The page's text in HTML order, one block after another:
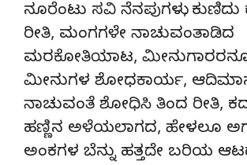
ನೂರೆಂಟು ಸವಿ ನೆನಪುಗಳು, ಕುಣಿದು
ರೀತಿ, ಮಂಗಗಳೇ ನಾಚುವಂತಾಡಿದ
ಮರಕೋತಿಯಾಟ,
ಮೀನುಗಳ ಶೋಧಕಾರ್ಯ,
ನಾಚುವಂತೆ ಶೋಧಿಸಿ ತಿಂದ ರೀತಿ,
ಹಣ್ಣಿನ ಅಳೆಯಲಾಗದ, ಹೇಳಲೂ
ಅಂಕಗಳ ಬೆನ್ನು ಹತ್ತದೇ ಬರಿಯ